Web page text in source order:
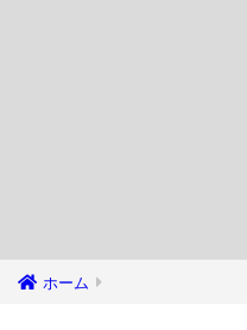
ホーム